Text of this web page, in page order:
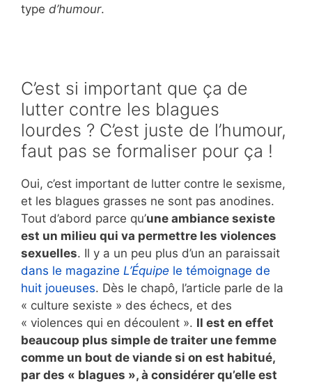
type d’humour.
C’est si important que ça de
lutter contre les blagues
lourdes ? C’est juste de l’humour,
faut pas se formaliser pour ça !
Oui, c’est important de lutter contre le sexisme,
et les blagues grasses ne sont pas anodines.
Tout d’abord parce qu’une ambiance sexiste
est un milieu qui va permettre les violences
sexuelles. Il y a un peu plus d’un an paraissait
dans le magazine L’Équipe le témoignage de
huit joueuses. Dès le chapô, l’article parle de la
« culture sexiste » des échecs, et des
« violences qui en découlent ». Il est en effet
beaucoup plus simple de traiter une femme
comme un bout de viande si on est habitué,
par des « blagues », à considérer qu’elle est